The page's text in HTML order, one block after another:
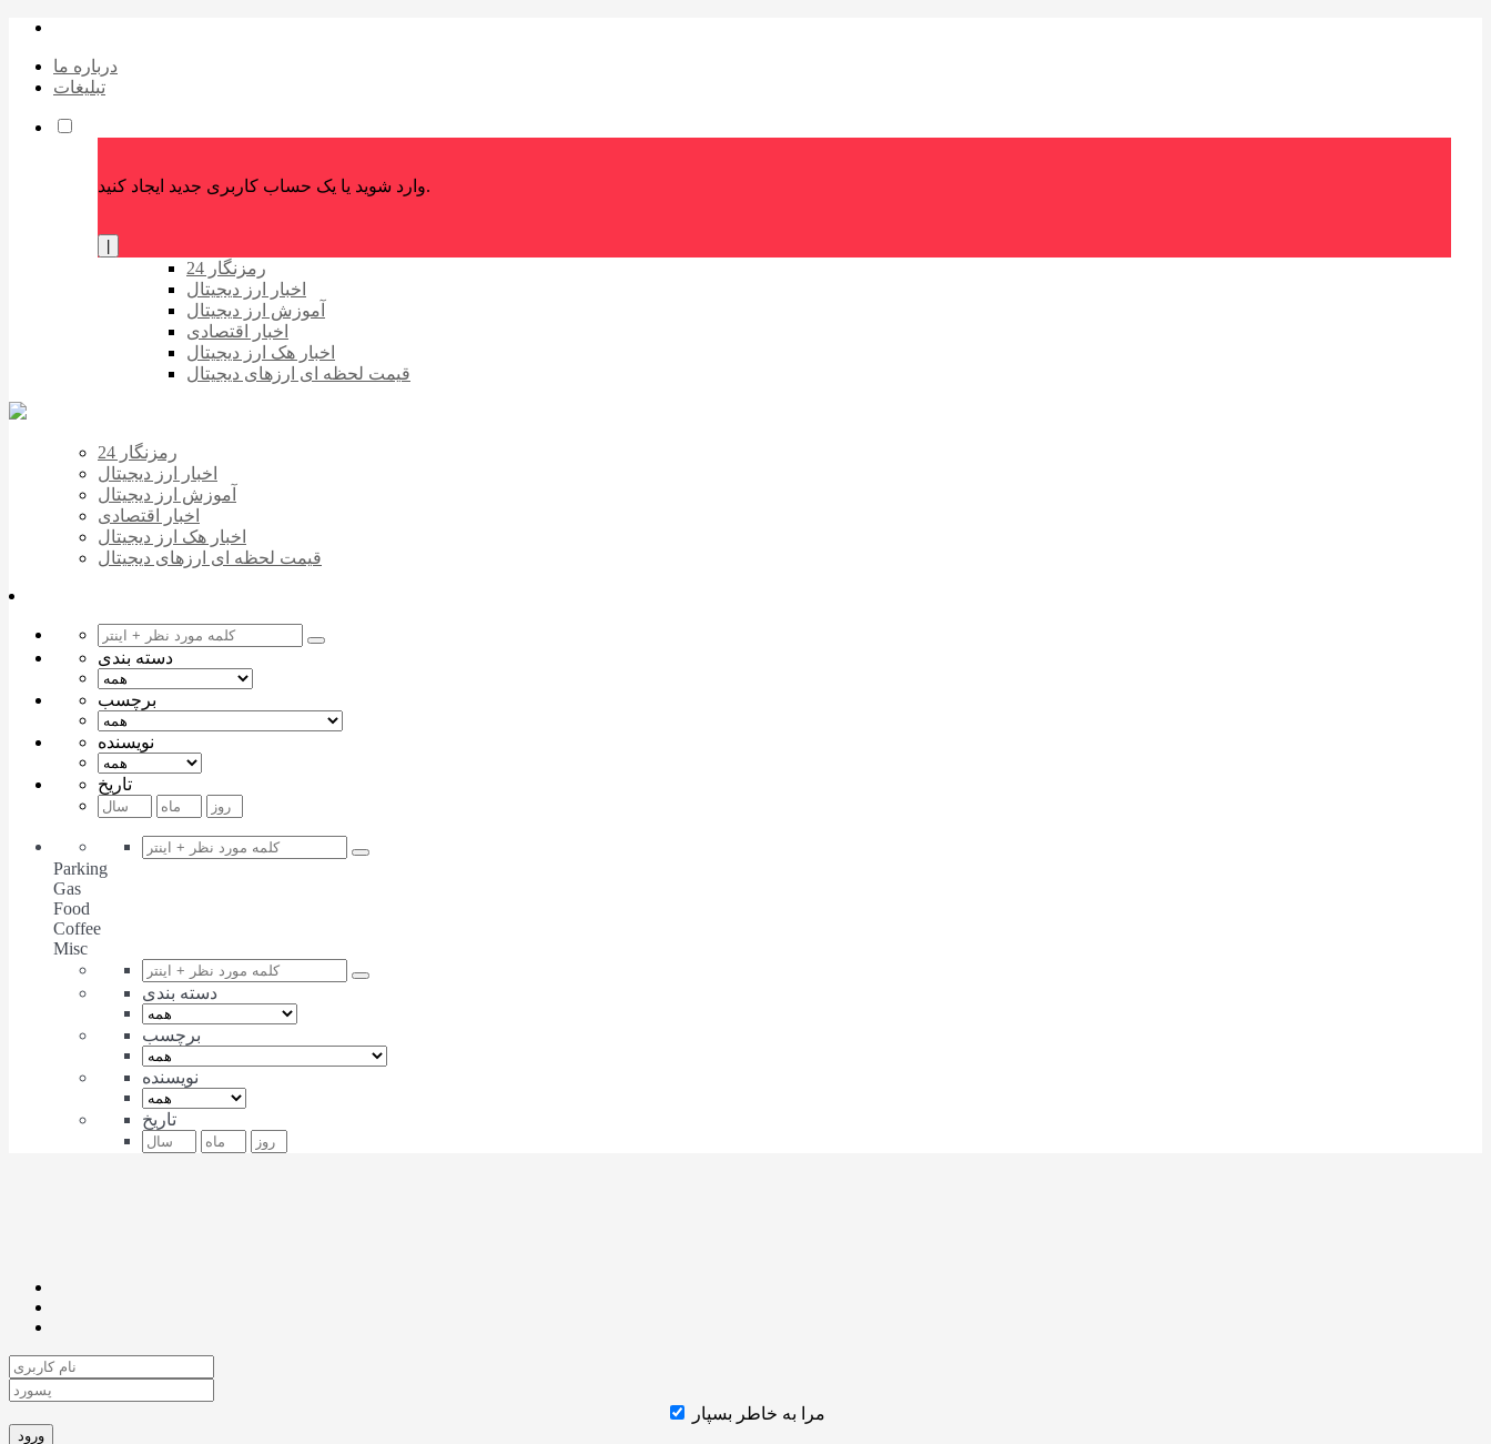
درباره ما
تبلیغات
وارد شوید یا یک حساب کاربری جدید ایجاد کنید.
رمزنگار 24
اخبار ارز دیجیتال
آموزش ارز دیجیتال
اخبار اقتصادی
اخبار هک ارز دیجیتال
قیمت لحظه ای ارزهای دیجیتال
رمزنگار 24
اخبار ارز دیجیتال
آموزش ارز دیجیتال
اخبار اقتصادی
اخبار هک ارز دیجیتال
قیمت لحظه ای ارزهای دیجیتال
دسته بندی
برچسب
نویسنده
تاریخ
Parking
Gas
Food
Coffee
Misc
دسته بندی
برچسب
نویسنده
تاریخ
مرا به خاطر بسپار